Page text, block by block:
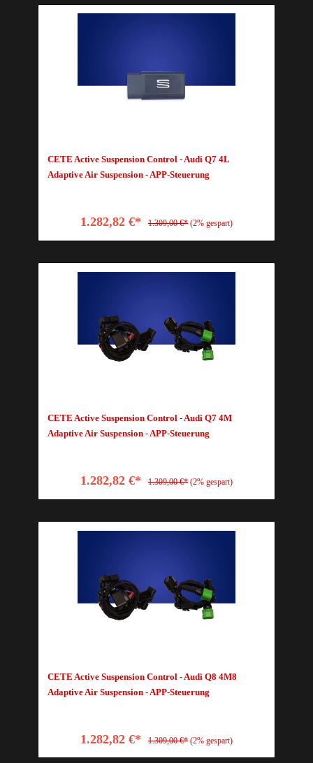
CETE Active Suspension Control - Audi Q7 4L
Adaptive Air Suspension - APP-Steuerung
1.282,82 €* 1.309,00 €* (2% gespart)
CETE Active Suspension Control - Audi Q7 4M
Adaptive Air Suspension - APP-Steuerung
1.282,82 €* 1.309,00 €* (2% gespart)
CETE Active Suspension Control - Audi Q8 4M8
Adaptive Air Suspension - APP-Steuerung
1.282,82 €* 1.309,00 €* (2% gespart)